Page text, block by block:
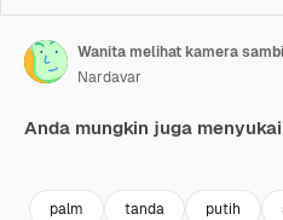
Wanita melihat kamera
Nardavar
Anda mungkin juga menyukai
palm tanda putih